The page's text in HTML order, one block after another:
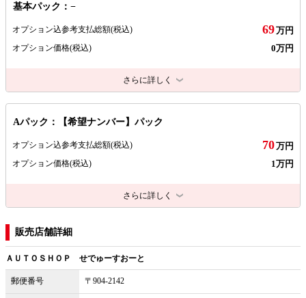
基本パック：−
オプション込参考支払総額(税込) 69万円
オプション価格(税込) 0万円
さらに詳しく
Aパック：【希望ナンバー】パック
オプション込参考支払総額(税込) 70万円
オプション価格(税込) 1万円
さらに詳しく
販売店舗詳細
ＡＵＴＯＳＨＯＰ せでゅーすおーと
郵便番号 〒904-2142